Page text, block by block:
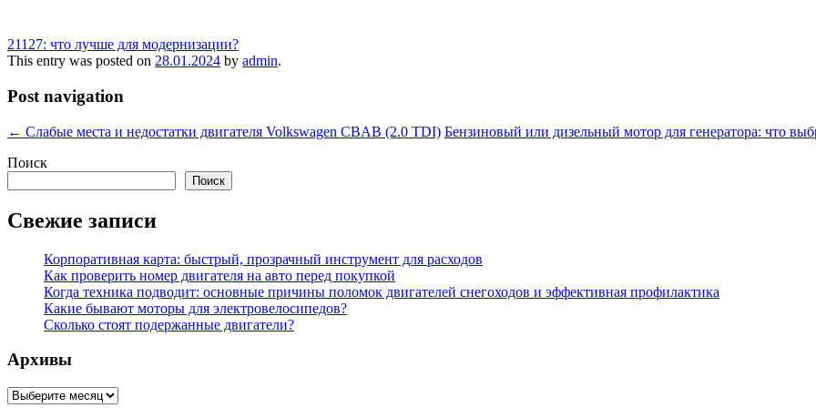
21127: что лучше для модернизации?
This entry was posted on 28.01.2024 by admin.
Post navigation
← Слабые места и недостатки двигателя Volkswagen CBAB (2.0 TDI) Бензиновый или дизельный мотор для генератора: что
Поиск
Поиск
Свежие записи
Корпоративная карта: быстрый, прозрачный инструмент для расходов
Как проверить номер двигателя на авто перед покупкой
Когда техника подводит: основные причины поломок двигателей снегоходов и эффективная профилактика
Какие бывают моторы для электровелосипедов?
Сколько стоят подержанные двигатели?
Архивы
Архивы